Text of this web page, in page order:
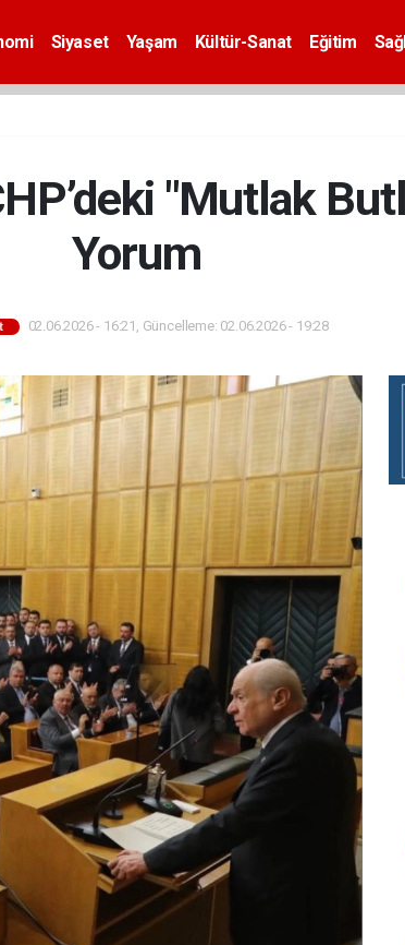
Siyaset Yaşam Kültür-Sanat Eğitim
"Mutlak
Yorum
02.06.2026 - 16:21, Güncelleme: 02.06.2026 - 19:28